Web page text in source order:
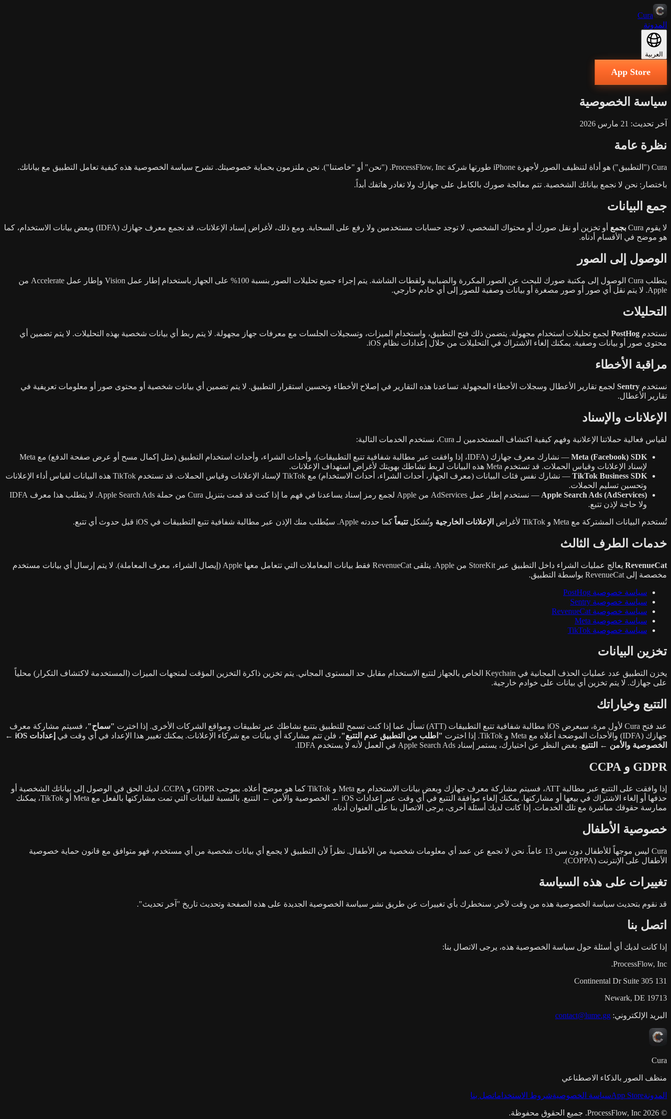
Cura
المدونة
العربية
App Store
سياسة الخصوصية
آخر تحديث: 21 مارس 2026
نظرة عامة
Cura ("التطبيق") هو أداة لتنظيف الصور لأجهزة iPhone طورتها شركة ProcessFlow, Inc. ("نحن" أو "خاصتنا"). نحن ملتزمون بحماية خصوصيتك. تشرح سياسة الخصوصية هذه كيفية تعامل التطبيق مع بياناتك.
باختصار: نحن لا نجمع بياناتك الشخصية. تتم معالجة صورك بالكامل على جهازك ولا تغادر هاتفك أبداً.
جمع البيانات
لا يقوم Cura بجمع
أو تخزين أو نقل صورك أو محتواك الشخصي. لا توجد حسابات مستخدمين ولا رفع على السحابة. ومع ذلك، لأغراض إسناد الإعلانات، قد نجمع معرف جهازك (IDFA) وبعض بيانات الاستخدام، كما
هو موضح في الأقسام أدناه.
الوصول إلى الصور
يتطلب Cura الوصول إلى مكتبة صورك للبحث عن الصور المكررة والضبابية ولقطات الشاشة. يتم إجراء جميع تحليلات الصور بنسبة 100% على الجهاز باستخدام إطار عمل Vision وإطار عمل Accelerate من
Apple. لا يتم نقل أي صور أو صور مصغرة أو بيانات وصفية للصور إلى أي خادم خارجي.
التحليلات
نستخدم PostHog لجمع تحليلات استخدام مجهولة. يتضمن ذلك فتح التطبيق، واستخدام الميزات، وتسجيلات الجلسات مع معرفات جهاز مجهولة. لا يتم ربط أي بيانات شخصية بهذه التحليلات. لا يتم تضمين أي
محتوى صور أو بيانات وصفية. يمكنك إلغاء الاشتراك في التحليلات من خلال إعدادات نظام iOS.
مراقبة الأخطاء
نستخدم Sentry لجمع تقارير الأعطال وسجلات الأخطاء المجهولة. تساعدنا هذه التقارير في إصلاح الأخطاء وتحسين استقرار التطبيق. لا يتم تضمين أي بيانات شخصية أو محتوى صور أو معلومات تعريفية في
تقارير الأعطال.
الإعلانات والإسناد
لقياس فعالية حملاتنا الإعلانية وفهم كيفية اكتشاف المستخدمين لـ Cura، نستخدم الخدمات التالية:
Meta (Facebook) SDK
— نشارك معرف جهازك (IDFA، إذا وافقت عبر مطالبة شفافية تتبع التطبيقات)، وأحداث الشراء، وأحداث استخدام التطبيق (مثل إكمال مسح أو عرض صفحة الدفع) مع Meta
لإسناد الإعلانات وقياس الحملات. قد تستخدم Meta هذه البيانات لربط نشاطك بهويتك لأغراض استهداف الإعلانات.
TikTok Business SDK
— نشارك نفس فئات البيانات (معرف الجهاز، أحداث الشراء، أحداث الاستخدام) مع TikTok لإسناد الإعلانات وقياس الحملات. قد تستخدم TikTok هذه البيانات لقياس أداء الإعلانات
وتحسين تسليم الحملات.
Apple Search Ads (AdServices)
— نستخدم إطار عمل AdServices من Apple لجمع رمز إسناد يساعدنا في فهم ما إذا كنت قد قمت بتنزيل Cura من حملة Apple Search Ads. لا يتطلب هذا معرف IDFA
ولا حاجة لإذن تتبع.
تُستخدم البيانات المشتركة مع Meta و TikTok لأغراض الإعلانات الخارجية وتُشكلتتبعاً كما حددته Apple. سيُطلب منك الإذن عبر مطالبة شفافية تتبع التطبيقات في iOS قبل حدوث أي تتبع.
خدمات الطرف الثالث
RevenueCat
يعالج عمليات الشراء داخل التطبيق عبر StoreKit من Apple. يتلقى RevenueCat فقط بيانات المعاملات التي تتعامل معها Apple (إيصال الشراء، معرف المعاملة). لا يتم إرسال أي بيانات مستخدم
مخصصة إلى RevenueCat بواسطة التطبيق.
سياسة خصوصية PostHog
سياسة خصوصية Sentry
سياسة خصوصية RevenueCat
سياسة خصوصية Meta
سياسة خصوصية TikTok
تخزين البيانات
يخزن التطبيق عدد عمليات الحذف المجانية في Keychain الخاص بالجهاز لتتبع الاستخدام مقابل حد المستوى المجاني. يتم تخزين ذاكرة التخزين المؤقت لمتجهات الميزات (المستخدمة لاكتشاف التكرار) محلياً
على جهازك. لا يتم تخزين أي بيانات على خوادم خارجية.
التتبع وخياراتك
عند فتح Cura لأول مرة، سيعرض iOS مطالبة شفافية تتبع التطبيقات (ATT) تسأل عما إذا كنت تسمح للتطبيق بتتبع نشاطك عبر تطبيقات ومواقع الشركات الأخرى. إذا اخترت "سماح"، فسيتم مشاركة معرف
جهازك (IDFA) والأحداث الموضحة أعلاه مع Meta و TikTok. إذا اخترت
"اطلب من التطبيق عدم التتبع"، فلن تتم مشاركة أي بيانات مع شركاء الإعلانات. يمكنك تغيير هذا الإعداد في أي وقت في
إعدادات iOS ←
الخصوصية والأمن ← التتبع. بغض النظر عن اختيارك، يستمر إسناد Apple Search Ads في العمل لأنه لا يستخدم IDFA.
GDPR و CCPA
إذا وافقت على التتبع عبر مطالبة ATT، فسيتم مشاركة معرف جهازك وبعض بيانات الاستخدام مع Meta و TikTok كما هو موضح أعلاه. بموجب GDPR و CCPA، لديك الحق في الوصول إلى بياناتك الشخصية أو
حذفها أو إلغاء الاشتراك في بيعها أو مشاركتها. يمكنك إلغاء موافقة التتبع في أي وقت عبر إعدادات iOS ← الخصوصية والأمن ← التتبع. بالنسبة للبيانات التي تمت مشاركتها بالفعل مع Meta أو TikTok، يمكنك
ممارسة حقوقك مباشرة مع تلك الخدمات. إذا كانت لديك أسئلة أخرى، يرجى الاتصال بنا على العنوان أدناه.
خصوصية الأطفال
Cura ليس موجهاً للأطفال دون سن 13 عاماً. نحن لا نجمع عن عمد أي معلومات شخصية من الأطفال. نظراً لأن التطبيق لا يجمع أي بيانات شخصية من أي مستخدم، فهو متوافق مع قانون حماية خصوصية
الأطفال على الإنترنت (COPPA).
تغييرات على هذه السياسة
قد نقوم بتحديث سياسة الخصوصية هذه من وقت لآخر. سنخطرك بأي تغييرات عن طريق نشر سياسة الخصوصية الجديدة على هذه الصفحة وتحديث تاريخ "آخر تحديث".
اتصل بنا
إذا كانت لديك أي أسئلة حول سياسة الخصوصية هذه، يرجى الاتصال بنا:
ProcessFlow, Inc.
131 Continental Dr Suite 305
Newark, DE 19713
البريد الإلكتروني: contact@lume.gg
Cura
منظف الصور بالذكاء الاصطناعي
المدونةApp Storeسياسة الخصوصيةشروط الاستخداماتصل بنا
© 2026 ProcessFlow, Inc. جميع الحقوق محفوظة.